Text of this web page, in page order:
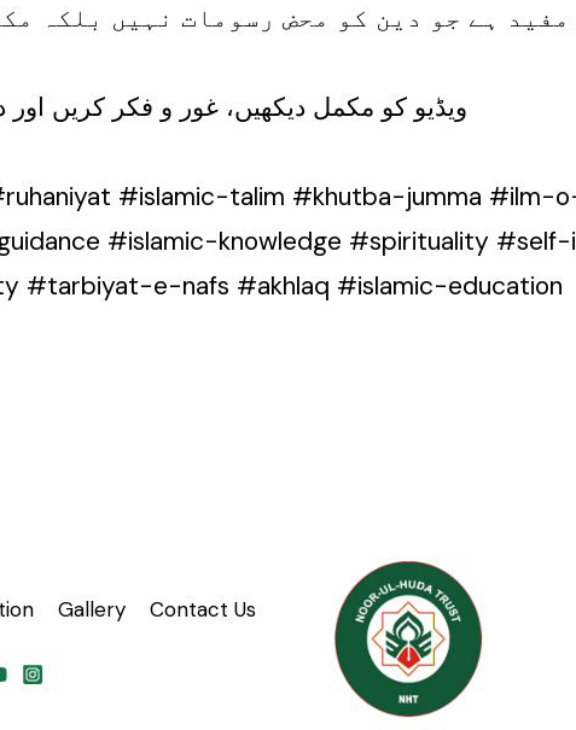
ہے جو دین کو محض رسومات نہیں بلکہ
ویڈیو کو مکمل دیکھیں، غور و فکر کریں
#islamic-talim #khutba-jumma #ilm-
#islamic-knowledge #spirituality
#tarbiyat-e-nafs #akhlaq #islamic-education
Gallery
Contact Us